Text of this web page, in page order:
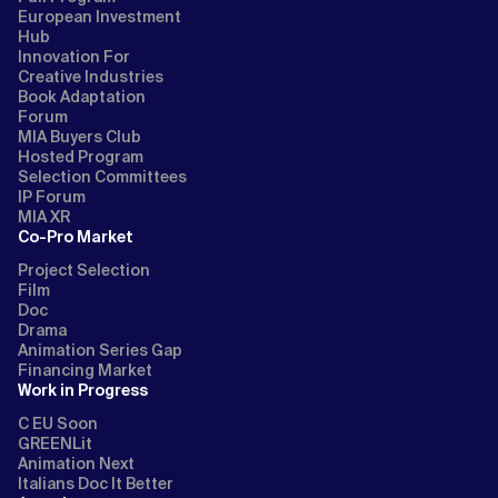
European Investment
Hub
Innovation For
Creative Industries
Book Adaptation
Forum
MIA Buyers Club
Hosted Program
Selection Committees
IP Forum
MIA XR
Co-Pro Market
Project Selection
Film
Doc
Drama
Animation Series Gap
Financing Market
Work in Progress
C EU Soon
GREENLit
Animation Next
Italians Doc It Better